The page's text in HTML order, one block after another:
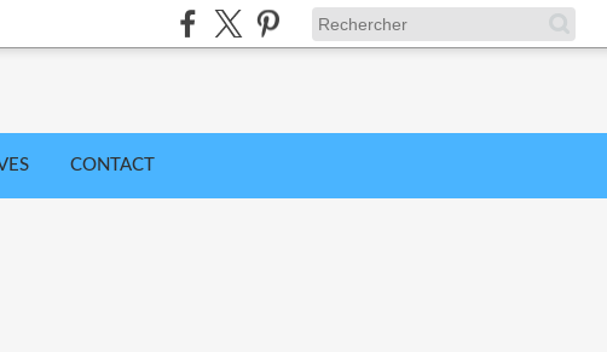
CONTACT